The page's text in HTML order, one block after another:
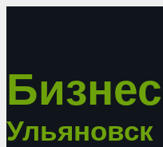
Бизнес
Ульяновск